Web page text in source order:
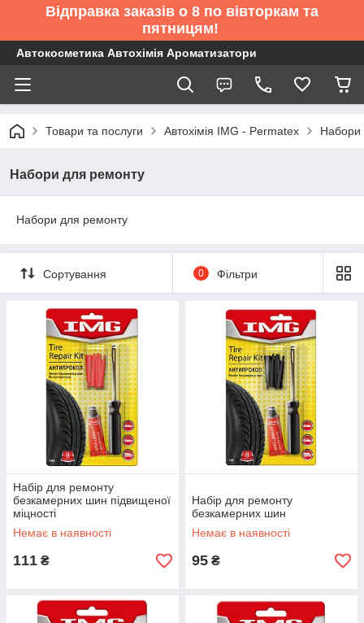
Відправка заказів о 8 по вівторкам та
пятницям!
Автокосметика Автохімія Ароматизатори
Товари та послуги Автохімія IMG - Permatex Набори
Набори для ремонту
Набори для ремонту
Сортування 0 Фільтри
Набір для ремонту
безкамерних шин підвищеної
міцності
Немає в наявності
111 ₴
Набір для ремонту
безкамерних шин
Немає в наявності
95 ₴